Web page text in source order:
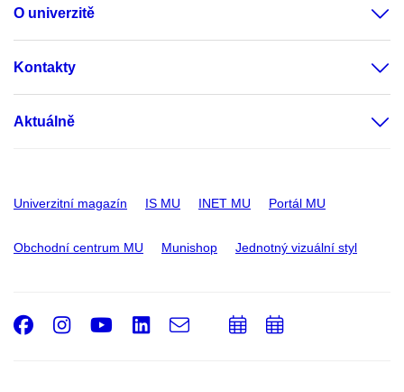
O univerzitě
Kontakty
Aktuálně
Univerzitní magazín IS MU INET MU Portál MU
Obchodní centrum MU Munishop Jednotný vizuální styl
Facebook
Instagram
Youtube
LinkedIn
e-
PřidatPřidat